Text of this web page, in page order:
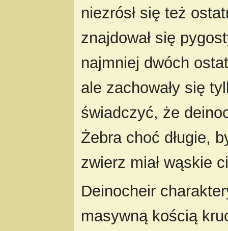
niezrósł się też
znajdował się
najmniej dwóch
ale zachowały się
świadczyć, że
Żebra choć długie,
zwierz miał wąskie
Deinocheir
masywną kością